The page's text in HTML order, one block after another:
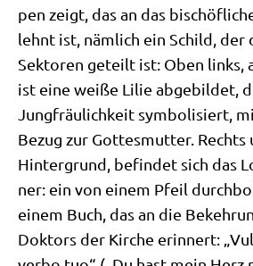
pen zeigt, das an das
lehnt ist, näm­lich ein Schild, der
Sek­to­ren geteilt ist: Oben links,
ist eine wei­ße Lilie abge­bil­det,
Jung­fräu­lich­keit sym­bo­li­siert,
Bezug zur Got­tes­mut­ter. Rechts
Hin­ter­grund, befin­det sich das
ner: ein von einem Pfeil
einem Buch, das an die
Dok­tors der Kir­che erin­nert: